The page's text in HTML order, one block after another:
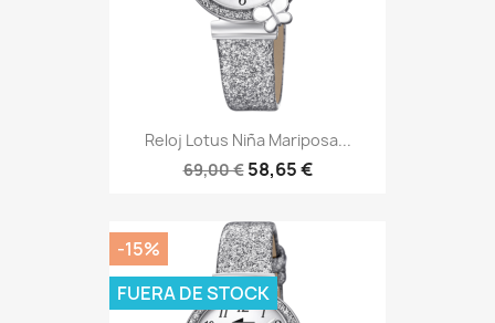
Reloj Lotus Niña Mariposa...
69,00 € 58,65 €
-15%
FUERA DE STOCK